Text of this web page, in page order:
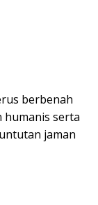
berbenah
humanis serta
jaman